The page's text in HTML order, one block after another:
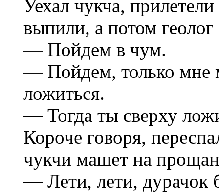
Уехал чукча,
выпили, а потом
— Пойдем в чум.
— Пойдем, только мне
ложиться.
— Тогда ты сверху
Короче говоря,
чукчи машет на
— Лети, лети, дурачок